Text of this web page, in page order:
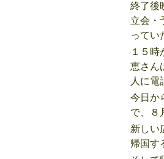
終了後
立会・
ってい
１５
恵さん
人に電
今日か
で、８
新しい
帰国す